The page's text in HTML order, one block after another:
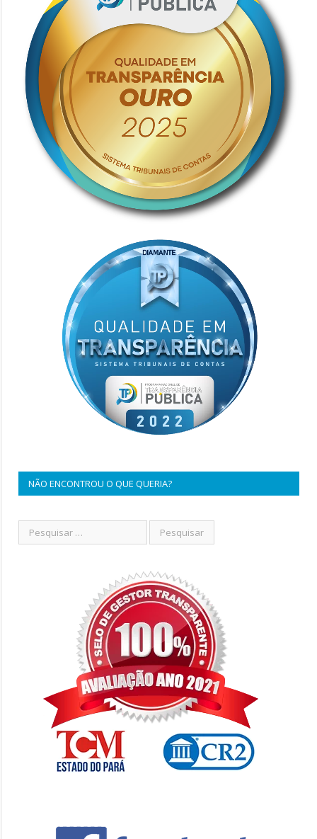
NÃO ENCONTROU O QUE QUERIA?